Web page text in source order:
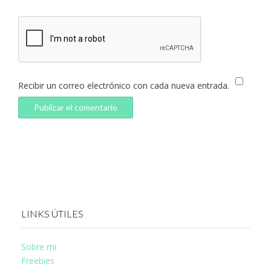
Recibir un correo electrónico con cada nueva entrada.
LINKS ÚTILES
Sobre mi
Freebies